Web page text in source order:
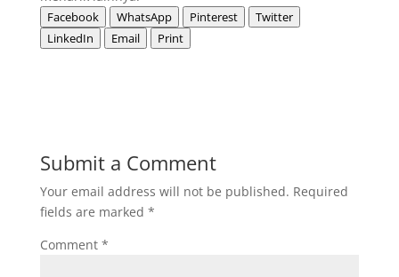
Facebook WhatsApp Pinterest
Twitter
LinkedIn
Email Print
Submit a Comment
Your email address will not be published. Required
fields are marked *
Comment *